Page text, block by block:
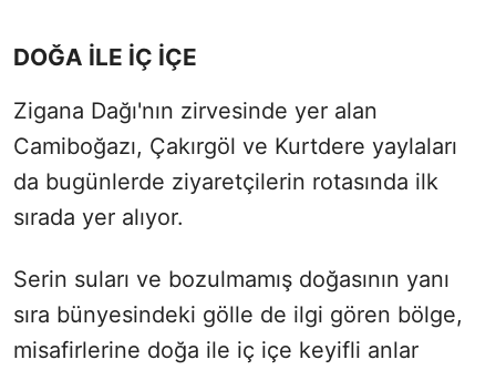
DOĞA İLE İÇ İÇE
Zigana Dağı'nın zirvesinde yer alan
Camiboğazı, Çakırgöl ve Kurtdere yaylaları
da bugünlerde ziyaretçilerin rotasında ilk
sırada yer alıyor.
Serin suları ve bozulmamış doğasının yanı
sıra bünyesindeki gölle de ilgi gören bölge,
misafirlerine doğa ile iç içe keyifli anlar